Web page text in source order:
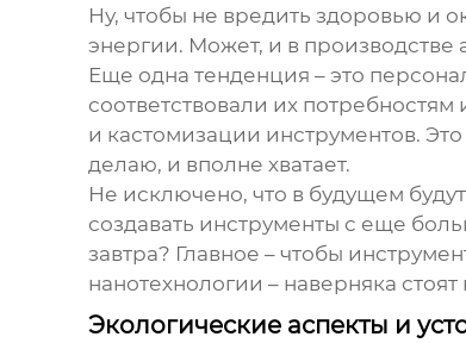
Ну, чтобы не вредить здоровью и
энергии. Может, и в
Еще одна тенденция – это
соответствовали их
и кастомизации инструментов.
делаю, и вполне хватает.
Не исключено, что в будущем
создавать инструменты с еще
завтра? Главное – чтобы
нанотехнологии – наверняка
Экологические аспекты и